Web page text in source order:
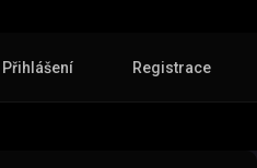
Přihlášení Registrace